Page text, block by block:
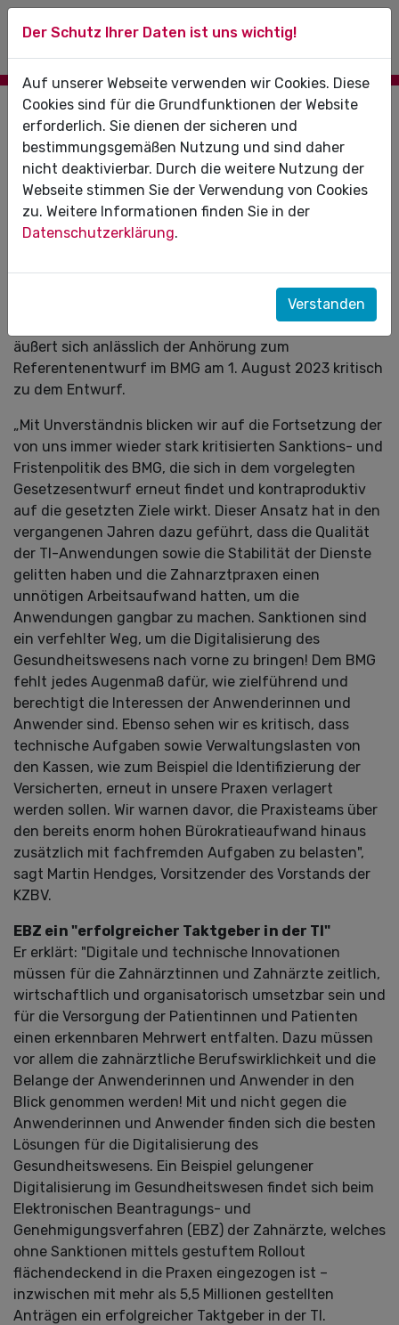
01.08.2023
Anwendertauglichkeit statt Sanktionen:
KZBV zum Entwurf für Digital-Gesetz
Das Bundesministerium für Gesundheit (BMG) hat den
Referentenentwurf des Digital-Gesetzes (DigiG)
Digitalisierungsstrategie des BMG umsetzen. Die
Kassenzahnärztliche Bundesvereinigung (KZBV)
äußert sich anlässlich der Anhörung zum
Referentenentwurf im BMG am 1. August 2023 kritisch
zu dem Entwurf.
„Mit Unverständnis blicken wir auf die Fortsetzung der
von uns immer wieder stark kritisierten Sanktions- und
Fristenpolitik des BMG, die sich in dem vorgelegten
Gesetzesentwurf erneut findet und kontraproduktiv
auf die gesetzten Ziele wirkt. Dieser Ansatz hat in den
vergangenen Jahren dazu geführt, dass die Qualität
der TI-Anwendungen sowie die Stabilität der Dienste
gelitten haben und die Zahnarztpraxen einen
unnötigen Arbeitsaufwand hatten, um die
Anwendungen gangbar zu machen. Sanktionen sind
ein verfehlter Weg, um die Digitalisierung des
Gesundheitswesens nach vorne zu bringen! Dem BMG
fehlt jedes Augenmaß dafür, wie zielführend und
berechtigt die Interessen der Anwenderinnen und
Anwender sind. Ebenso sehen wir es kritisch, dass
technische Aufgaben sowie Verwaltungslasten von
den Kassen, wie zum Beispiel die Identifizierung der
Versicherten, erneut in unsere Praxen verlagert
werden sollen. Wir warnen davor, die Praxisteams über
den bereits enorm hohen Bürokratieaufwand hinaus
zusätzlich mit fachfremden Aufgaben zu belasten",
sagt Martin Hendges, Vorsitzender des Vorstands der
KZBV.
EBZ ein "erfolgreicher Taktgeber in der TI"
Er erklärt: "Digitale und technische Innovationen
müssen für die Zahnärztinnen und Zahnärzte zeitlich,
wirtschaftlich und organisatorisch umsetzbar sein und
für die Versorgung der Patientinnen und Patienten
einen erkennbaren Mehrwert entfalten. Dazu müssen
vor allem die zahnärztliche Berufswirklichkeit und die
Belange der Anwenderinnen und Anwender in den
Blick genommen werden! Mit und nicht gegen die
Anwenderinnen und Anwender finden sich die besten
Lösungen für die Digitalisierung des
Gesundheitswesens. Ein Beispiel gelungener
Digitalisierung im Gesundheitswesen findet sich beim
Elektronischen Beantragungs- und
Genehmigungsverfahren (EBZ) der Zahnärzte, welches
ohne Sanktionen mittels gestuftem Rollout
flächendeckend in die Praxen eingezogen ist –
inzwischen mit mehr als 5,5 Millionen gestellten
Anträgen ein erfolgreicher Taktgeber in der TI.
Der Schutz Ihrer Daten ist uns wichtig!
Auf unserer Webseite verwenden wir Cookies. Diese
Cookies sind für die Grundfunktionen der Website
erforderlich. Sie dienen der sicheren und
bestimmungsgemäßen Nutzung und sind daher
nicht deaktivierbar. Durch die weitere Nutzung der
Webseite stimmen Sie der Verwendung von Cookies
zu. Weitere Informationen finden Sie in der
Datenschutzerklärung.
Verstanden